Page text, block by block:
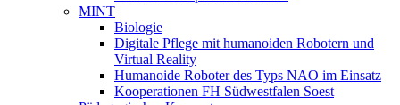
MINT
Biologie
Digitale Pflege mit humanoiden Robotern und
Virtual Reality
Humanoide Roboter des Typs NAO im Einsatz
Kooperationen FH Südwestfalen Soest